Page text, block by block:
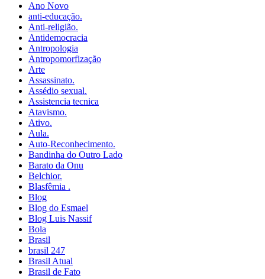
Ano Novo
anti-educação.
Anti-religião.
Antidemocracia
Antropologia
Antropomorfização
Arte
Assassinato.
Assédio sexual.
Assistencia tecnica
Atavismo.
Ativo.
Aula.
Auto-Reconhecimento.
Bandinha do Outro Lado
Barato da Onu
Belchior.
Blasfêmia .
Blog
Blog do Esmael
Blog Luis Nassif
Bola
Brasil
brasil 247
Brasil Atual
Brasil de Fato